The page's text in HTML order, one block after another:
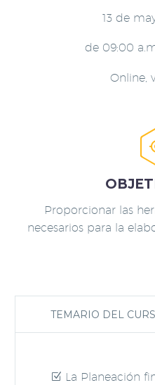
13 de
de 09:00
Online,
Proporcionar las
necesarios para la
TEMARIO DEL
La Planeación